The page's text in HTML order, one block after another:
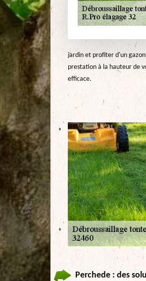
jardin et profiter d'un
prestation à la hauteur de
efficace.
Perchede : des